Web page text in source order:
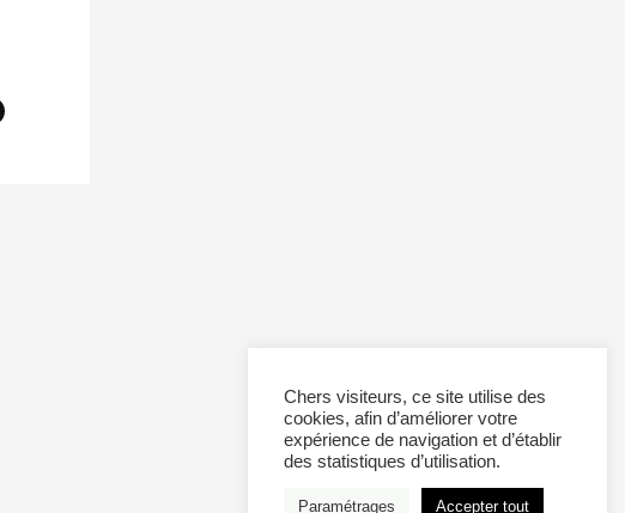
Chers visiteurs, ce site utilise des
cookies, afin d’améliorer votre
expérience de navigation et d’établir
des statistiques d’utilisation.
Paramétrages Accepter tout